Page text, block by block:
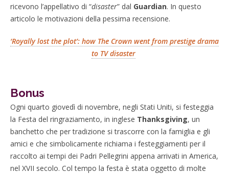
ricevono l’appellativo di “disaster” dal Guardian. In questo
articolo le motivazioni della pessima recensione.
‘Royally lost the plot’: how The Crown went from prestige drama
to TV disaster
Bonus
Ogni quarto giovedì di novembre, negli Stati Uniti, si festeggia
la Festa del ringraziamento, in inglese Thanksgiving, un
banchetto che per tradizione si trascorre con la famiglia e gli
amici e che simbolicamente richiama i festeggiamenti per il
raccolto ai tempi dei Padri Pellegrini appena arrivati in America,
nel XVII secolo. Col tempo la festa è stata oggetto di molte